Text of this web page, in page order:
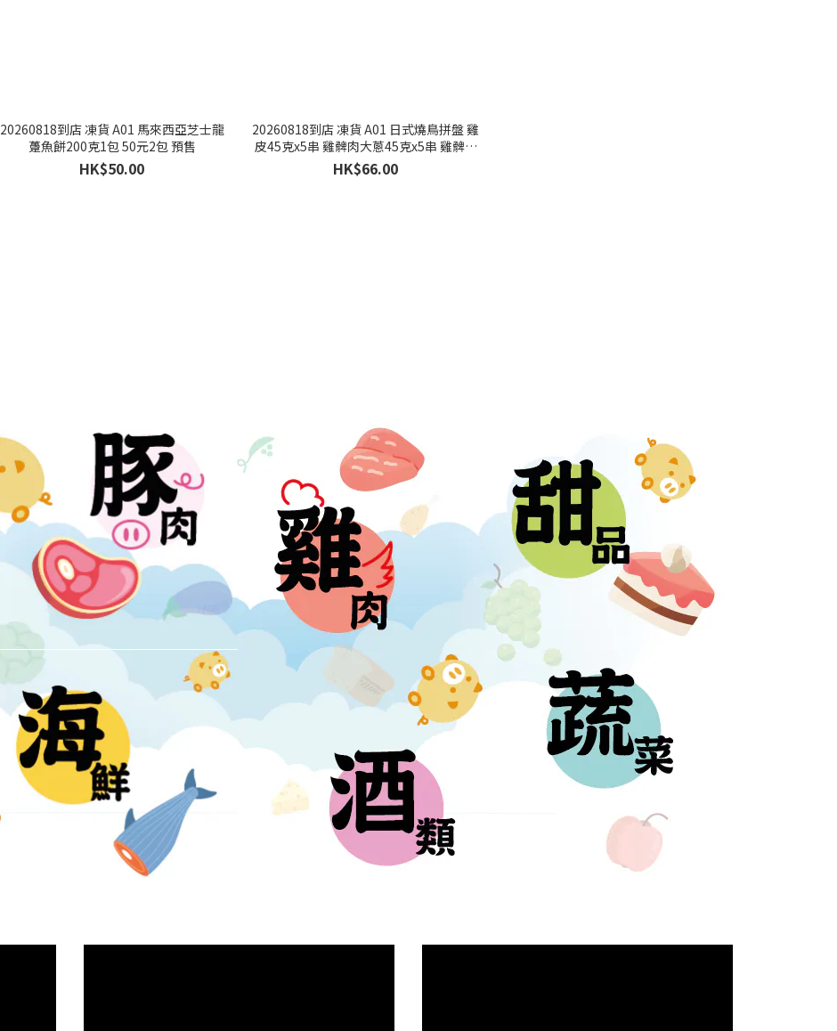
20260818到店 凍貨 A01 馬來西亞芝士龍
躉魚餅200克1包 50元2包 預售
HK$50.00
20260818到店 凍貨 A01 日式燒鳥拼盤 雞
皮45克x5串 雞髀肉大蔥45克x5串 雞髀肉
大蒜45克x5串（香港製造）優惠價66元1
份 預售
HK$66.00